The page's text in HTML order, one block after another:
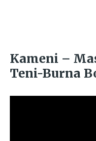
Kameni –
Teni-Burna